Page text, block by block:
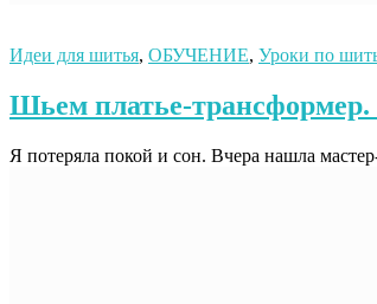
Идеи для шитья, ОБУЧЕНИЕ, Уроки по
Шьем платье-трансформер.
Я потеряла покой и сон. Вчера нашла